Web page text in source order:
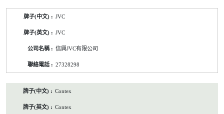
JVC
JVC
信興JVC有限公司
27328298
Contex
Contex